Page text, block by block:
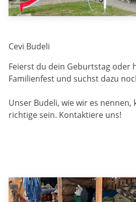
Cevi Budeli
Feierst du dein Geburtstag oder
Familienfest und suchst dazu
Unser Budeli, wie wir es nennen,
richtige sein. Kontaktiere uns!